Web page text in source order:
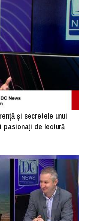
și secretele unui
de lectură